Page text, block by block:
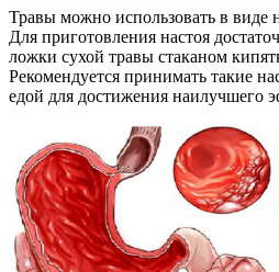
Травы можно использовать в виде
Для приготовления настоя
ложки сухой травы стаканом
Рекомендуется принимать такие
едой для достижения наилучшего